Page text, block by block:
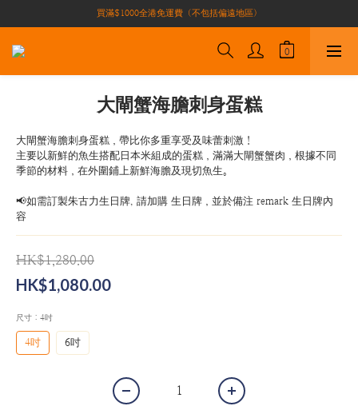
買滿$1000全港免運費（不包括偏遠地區）
買滿$1000全港免運費（不包括偏遠地區）
加入會員即有10積分 （積分可作現金下次使用）| 全港免運費🚚
買滿$1000全港免運費（不包括偏遠地區）
大閘蟹海膽刺身蛋糕
大閘蟹海膽刺身蛋糕，帶比你多重享受及味蕾刺激！
主要以新鮮的魚生搭配日本米組成的蛋糕，滿滿大閘蟹蟹肉，根據不同
季節的材料，在外圍鋪上新鮮海膽及現切魚生。
📢如需訂製朱古力生日牌, 請加購 生日牌，並於備注 remark 生日牌內
容
HK$1,280.00
HK$1,080.00
尺寸 : 4吋
4吋 6吋